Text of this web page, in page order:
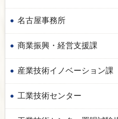
名古屋事務所
商業振興・経営支援課
産業技術イノベーション課
工業技術センター